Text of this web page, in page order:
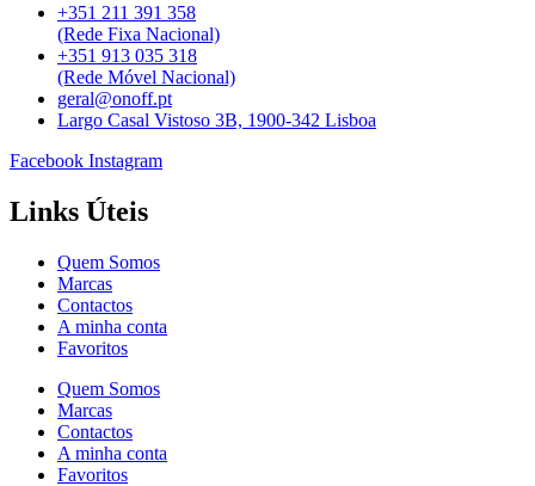
+351 211 391 358
(Rede Fixa Nacional)
+351 913 035 318
(Rede Móvel Nacional)
geral@onoff.pt
Largo Casal Vistoso 3B, 1900-342 Lisboa
Facebook Instagram
Links Úteis
Quem Somos
Marcas
Contactos
A minha conta
Favoritos
Quem Somos
Marcas
Contactos
A minha conta
Favoritos